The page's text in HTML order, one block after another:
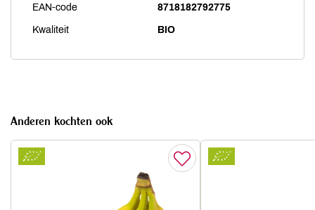
EAN-code 8718182792775
Kwaliteit BIO
Anderen kochten ook